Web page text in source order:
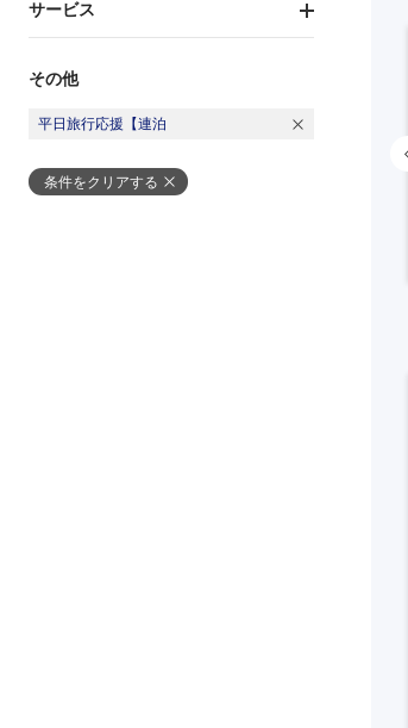
サービス
その他
平日旅行応援【連泊
条件をクリアする